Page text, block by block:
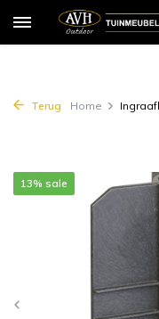
Terug Home
13% sale